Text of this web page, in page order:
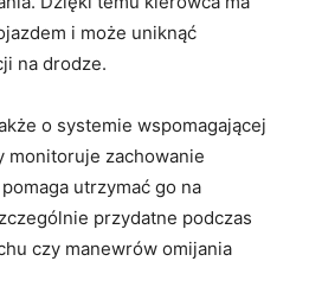
i może uniknąć
na ‌drodze.
​o systemie‍ wspomagającej
monitoruje‌ zachowanie
utrzymać go na
przydatne podczas
czy manewrów omijania